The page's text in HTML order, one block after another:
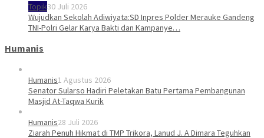
Topik30 Juli 2026
Wujudkan Sekolah Adiwiyata:SD Inpres Polder Merauke Gandeng
TNI-Polri Gelar Karya Bakti dan Kampanye…
Humanis
Humanis1 Agustus 2026
Senator Sularso Hadiri Peletakan Batu Pertama Pembangunan
Masjid At-Taqwa Kurik
Humanis28 Juli 2026
Ziarah Penuh Hikmat di TMP Trikora, Lanud J. A Dimara Teguhkan